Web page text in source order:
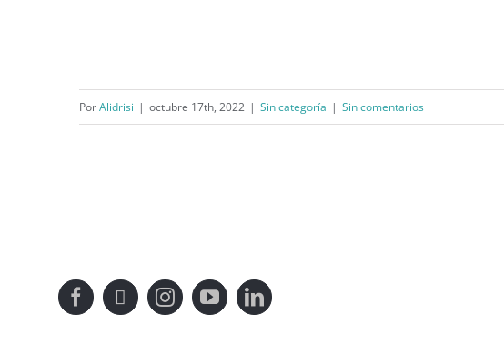
PorAlidrisi | octubre 17th, 2022 | Sin categoría | Sin comentarios